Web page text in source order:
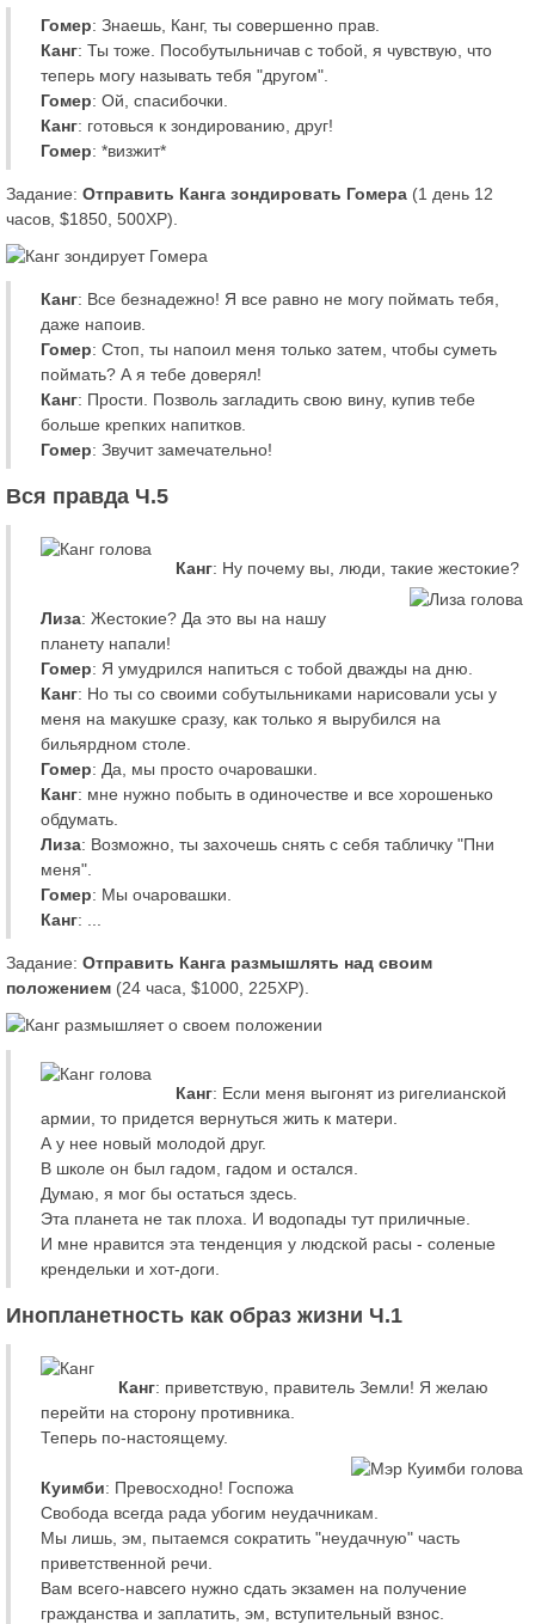
Гомер: Знаешь, Канг, ты совершенно прав.
Канг: Ты тоже. Пособутыльничав с тобой, я чувствую, что
теперь могу называть тебя "другом".
Гомер: Ой, спасибочки.
Канг: готовься к зондированию, друг!
Гомер: *визжит*
Задание: Отправить Канга зондировать Гомера (1 день 12
часов, $1850, 500XP).
Канг: Все безнадежно! Я все равно не могу поймать тебя,
даже напоив.
Гомер: Стоп, ты напоил меня только затем, чтобы суметь
поймать? А я тебе доверял!
Канг: Прости. Позволь загладить свою вину, купив тебе
больше крепких напитков.
Гомер: Звучит замечательно!
Вся правда Ч.5
Канг: Ну почему вы, люди, такие жестокие?
Лиза: Жестокие? Да это вы на нашу
планету напали!
Гомер: Я умудрился напиться с тобой дважды на дню.
Канг: Но ты со своими собутыльниками нарисовали усы у
меня на макушке сразу, как только я вырубился на
бильярдном столе.
Гомер: Да, мы просто очаровашки.
Канг: мне нужно побыть в одиночестве и все хорошенько
обдумать.
Лиза: Возможно, ты захочешь снять с себя табличку "Пни
меня".
Гомер: Мы очаровашки.
Канг: ...
Задание: Отправить Канга размышлять над своим
положением (24 часа, $1000, 225XP).
Канг: Если меня выгонят из ригелианской
армии, то придется вернуться жить к матери.
А у нее новый молодой друг.
В школе он был гадом, гадом и остался.
Думаю, я мог бы остаться здесь.
Эта планета не так плоха. И водопады тут приличные.
И мне нравится эта тенденция у людской расы - соленые
крендельки и хот-доги.
Инопланетность как образ жизни Ч.1
Канг: приветствую, правитель Земли! Я желаю
перейти на сторону противника.
Теперь по-настоящему.
Куимби: Превосходно! Госпожа
Свобода всегда рада убогим неудачникам.
Мы лишь, эм, пытаемся сократить "неудачную" часть
приветственной речи.
Вам всего-навсего нужно сдать экзамен на получение
гражданства и заплатить, эм, вступительный взнос.